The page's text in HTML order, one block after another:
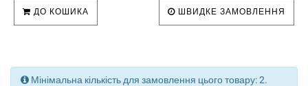
ДО КОШИКА ШВИДКЕ ЗАМОВЛЕННЯ
Мінімальна кількість для замовлення цього товару: 2.